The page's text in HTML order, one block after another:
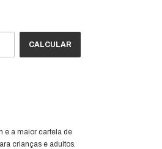
CALCULAR
e a maior cartela de
crianças e adultos.